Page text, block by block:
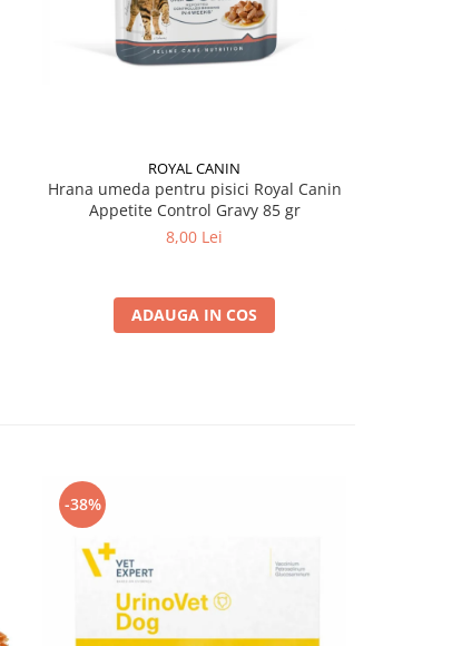
ROYAL CANIN
Hrana umeda pentru pisici Royal Canin
Appetite Control Gravy 85 gr
8,00 Lei
ADAUGA IN COS
-38%